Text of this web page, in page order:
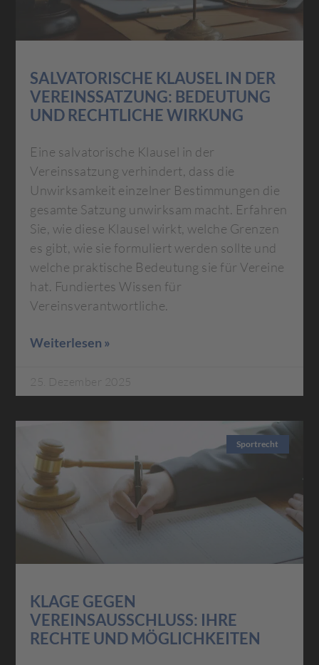
SALVATORISCHE KLAUSEL IN DER
VEREINSSATZUNG: BEDEUTUNG
UND RECHTLICHE WIRKUNG
Eine salvatorische Klausel in der
Vereinssatzung verhindert, dass die
Unwirksamkeit einzelner Bestimmungen die
gesamte Satzung unwirksam macht. Erfahren
Sie, wie diese Klausel wirkt, welche Grenzen
es gibt, wie sie formuliert werden sollte und
welche praktische Bedeutung sie für Vereine
hat. Fundiertes Wissen für
Vereinsverantwortliche.
Weiterlesen »
25. Dezember 2025
Sportrecht
KLAGE GEGEN
VEREINSAUSSCHLUSS: IHRE
RECHTE UND MÖGLICHKEITEN